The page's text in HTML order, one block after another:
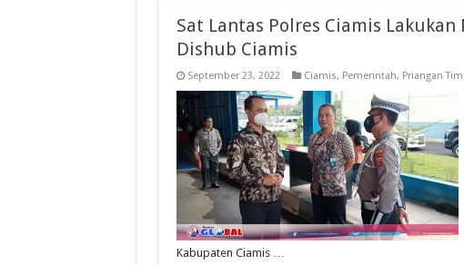
Sat Lantas Polres Ciamis
Dishub Ciamis
September 23, 2022 Ciamis, Pemerintah, Priangan
Kabupaten Ciamis …